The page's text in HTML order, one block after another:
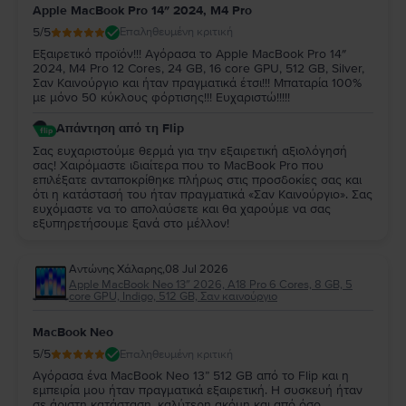
Apple MacBook Pro 14″ 2024, M4 Pro
5/5 Επαληθευμένη κριτική
Εξαιρετικό προϊόν!!! Αγόρασα το Apple MacBook Pro 14″
2024, M4 Pro 12 Cores, 24 GB, 16 core GPU, 512 GB, Silver,
Σαν Καινούργιο και ήταν πραγματικά έτσι!!! Μπαταρία 100%
με μόνο 50 κύκλους φόρτισης!!! Ευχαριστώ!!!!!
Απάντηση από τη Flip
Σας ευχαριστούμε θερμά για την εξαιρετική αξιολόγησή
σας! Χαιρόμαστε ιδιαίτερα που το MacBook Pro που
επιλέξατε ανταποκρίθηκε πλήρως στις προσδοκίες σας και
ότι η κατάστασή του ήταν πραγματικά «Σαν Καινούργιο». Σας
ευχόμαστε να το απολαύσετε και θα χαρούμε να σας
εξυπηρετήσουμε ξανά στο μέλλον!
Αντώνης Χάλαρης,08 Jul 2026
Apple MacBook Neo 13″ 2026, A18 Pro 6 Cores, 8 GB, 5
core GPU, Indigo, 512 GB, Σαν καινούργιο
MacBook Neo
5/5 Επαληθευμένη κριτική
Αγόρασα ένα MacBook Neo 13” 512 GB από το Flip και η
εμπειρία μου ήταν πραγματικά εξαιρετική. Η συσκευή ήταν